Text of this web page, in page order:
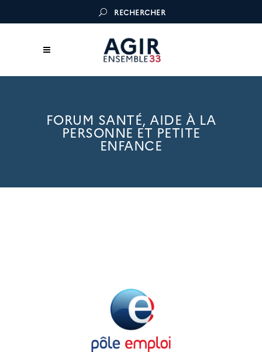
RECHERCHER
FORUM SANTÉ, AIDE À LA
PERSONNE ET PETITE
ENFANCE